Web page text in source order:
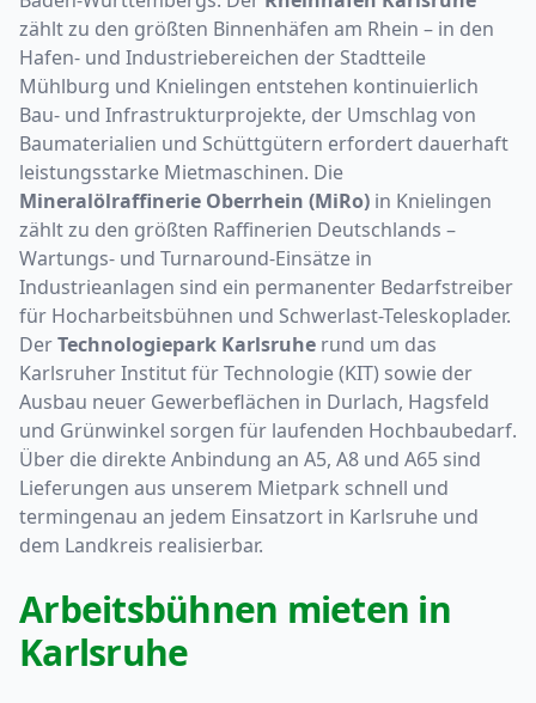
zählt zu den größten Binnenhäfen am Rhein – in den
Hafen- und Industriebereichen der Stadtteile
Mühlburg und Knielingen entstehen kontinuierlich
Bau- und Infrastrukturprojekte, der Umschlag von
Baumaterialien und Schüttgütern erfordert dauerhaft
leistungsstarke Mietmaschinen. Die
Mineralölraffinerie Oberrhein (MiRo) in Knielingen
zählt zu den größten Raffinerien Deutschlands –
Wartungs- und Turnaround-Einsätze in
Industrieanlagen sind ein permanenter Bedarfstreiber
für Hocharbeitsbühnen und Schwerlast-Teleskoplader.
DerTechnologiepark Karlsruhe rund um das
Karlsruher Institut für Technologie (KIT) sowie der
Ausbau neuer Gewerbeflächen in Durlach, Hagsfeld
und Grünwinkel sorgen für laufenden Hochbaubedarf.
Über die direkte Anbindung an A5, A8 und A65 sind
Lieferungen aus unserem Mietpark schnell und
termingenau an jedem Einsatzort in Karlsruhe und
dem Landkreis realisierbar.
Arbeitsbühnen mieten in
Karlsruhe